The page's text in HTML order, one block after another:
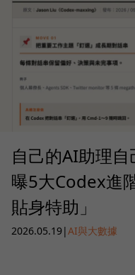
自己的AI助理
曝5大Codex進
貼身特助」
2026.05.19|AI與大數據